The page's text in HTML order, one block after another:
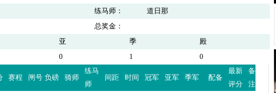
练马师：
道日那
总奖金：
亚 季
殿
0 1
0
赛程 闸号 负磅 骑师
练马
师
间距 时间 冠军 亚军 季军 配备
最新
评分
备
注